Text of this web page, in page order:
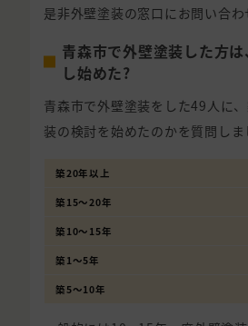
是非外壁塗装の窓口にお問い合わ
青森市で外壁塗装した方
し始めた?
青森市で外壁塗装をした49人に
装の検討を始めたのかを質問しま
築20年以上
築15〜20年
築10〜15年
築1〜5年
築5〜10年